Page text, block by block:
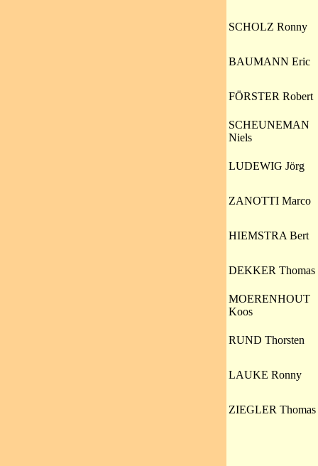
SCHOLZ Ronny
BAUMANN Eric
FÖRSTER Robert
SCHEUNEMAN
Niels
LUDEWIG Jörg
ZANOTTI Marco
HIEMSTRA Bert
DEKKER Thomas
MOERENHOUT
Koos
RUND Thorsten
LAUKE Ronny
ZIEGLER Thomas